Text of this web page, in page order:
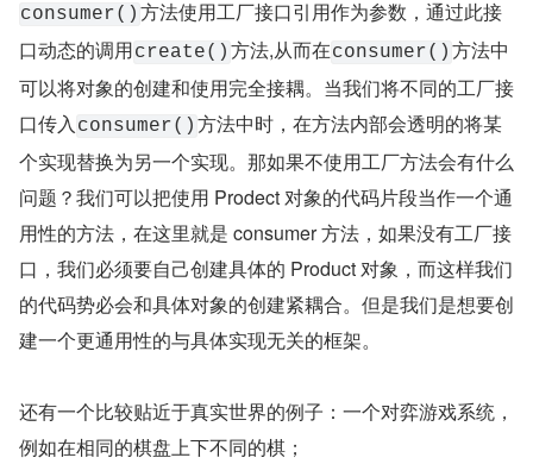
consumer() 方法使用工厂接口引用作为参数，通过此接
口动态的调用create() 方法,从而在consumer() 方法中
可以将对象的创建和使用完全接耦。当我们将不同的工厂接
口传入 consumer() 方法中时，在方法内部会透明的将某
个实现替换为另一个实现。那如果不使用工厂方法会有什么
问题？我们可以把使用 Prodect 对象的代码片段当作一个通
用性的方法，在这里就是 consumer 方法，如果没有工厂接
口，我们必须要自己创建具体的 Product 对象，而这样我们
的代码势必会和具体对象的创建紧耦合。但是我们是想要创
建一个更通用性的与具体实现无关的框架。
还有一个比较贴近于真实世界的例子：一个对弈游戏系统，
例如在相同的棋盘上下不同的棋；